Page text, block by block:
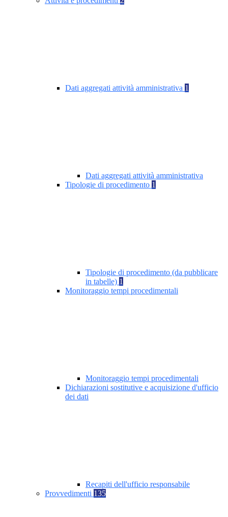
Dati aggregati attività amministrativa 1
Dati aggregati attività amministrativa
Tipologie di procedimento 1
Tipologie di procedimento (da pubblicare
in tabelle) 1
Monitoraggio tempi procedimentali
Monitoraggio tempi procedimentali
Dichiarazioni sostitutive e acquisizione d'ufficio
dei dati
Recapiti dell'ufficio responsabile
Provvedimenti 135